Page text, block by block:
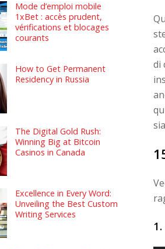
di
Mode d’emploi mobile
1xBet : accès prudent,
vérifications et blocages
courants
How to Get Permanent
Residency in Russia
The Digital Gold Rush:
Winning Big at Bitcoin
Casinos in Canada
Excellence in Every Word:
Unveiling the Best Custom
Writing Services